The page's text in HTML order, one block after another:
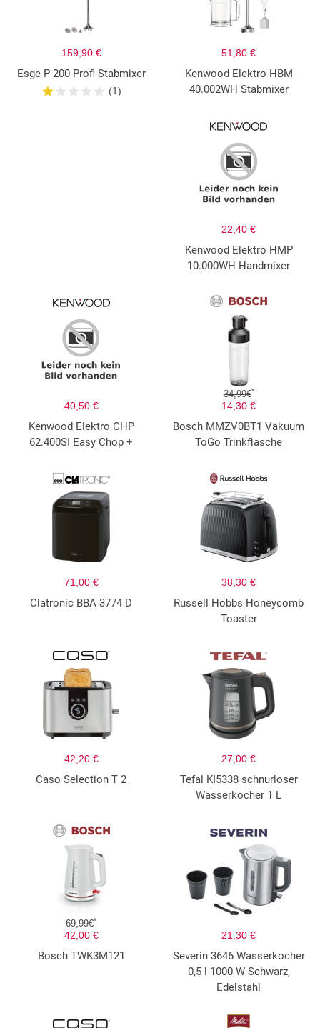
159,90 €
Esge P 200 Profi Stabmixer
(1)
51,80 €
Kenwood Elektro HBM
40.002WH Stabmixer
22,40 €
Kenwood Elektro HMP
10.000WH Handmixer
40,50 €
Kenwood Elektro CHP
62.400SI Easy Chop +
34,99€*
14,30 €
Bosch MMZV0BT1 Vakuum
ToGo Trinkflasche
71,00 €
Clatronic BBA 3774 D
38,30 €
Russell Hobbs Honeycomb
Toaster
42,20 €
Caso Selection T 2
27,00 €
Tefal KI5338 schnurloser
Wasserkocher 1 L
69,99€*
42,00 €
Bosch TWK3M121
21,30 €
Severin 3646 Wasserkocher
0,5 l 1000 W Schwarz,
Edelstahl